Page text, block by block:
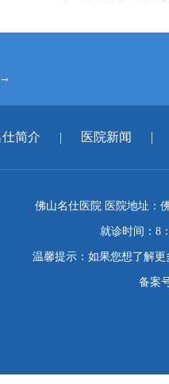
简介 | 医院新闻 |
佛山名仕医院 医院地址：
就诊时间：8
温馨提示：如果您想了解
备案